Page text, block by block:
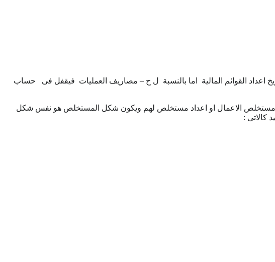
اعداد القوائم المالية اما بالنسبة ل ح – مصاريف العمليات فيقفل فى حساب
مستخلص الاعمال او اعداد مستخلص لهم ويكون شكل المستخلص هو نفس شكل
كالاتى :